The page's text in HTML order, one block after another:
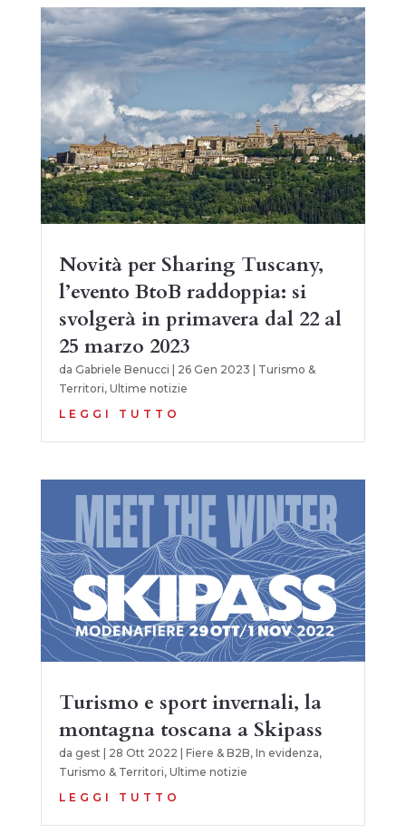
Novità per Sharing Tuscany,
l’evento BtoB raddoppia: si
svolgerà in primavera dal 22 al
25 marzo 2023
da Gabriele Benucci | 26 Gen 2023 | Turismo &
Territori, Ultime notizie
LEGGI TUTTO
Turismo e sport invernali, la
montagna toscana a Skipass
da gest 28 Ott 2022 Fiere & B2B, In evidenza,
Turismo & Territori, Ultime notizie
LEGGI TUTTO